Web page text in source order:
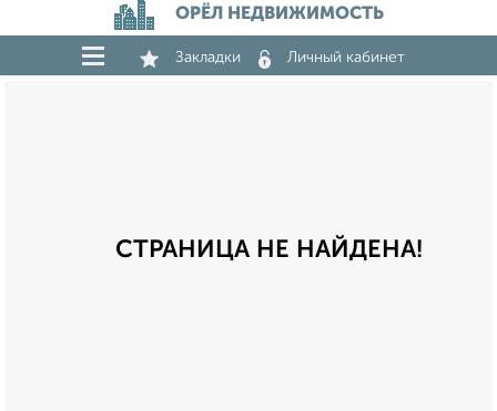
ОРЁЛ НЕДВИЖИМОСТЬ
Закладки Личный кабинет
СТРАНИЦА НЕ НАЙДЕНА!